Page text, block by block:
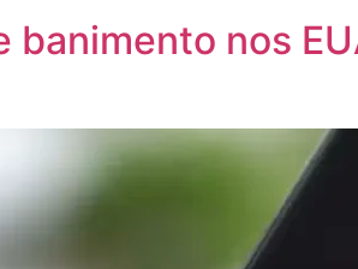
banimento nos